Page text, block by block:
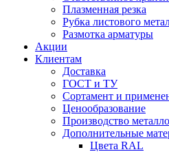
Плазменная резка
Рубка листового
Размотка арматуры
Акции
Клиентам
Доставка
ГОСТ и ТУ
Сортамент и
Ценообразование
Производство
Дополнительные
Цвета RAL